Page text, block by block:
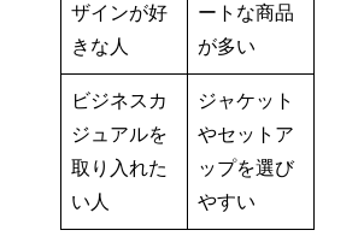
ザインが好
きな人
ートな商品
が多い
ビジネスカ
ジュアルを
取り入れた
い人
ジャケット
やセットア
ップを選び
やすい